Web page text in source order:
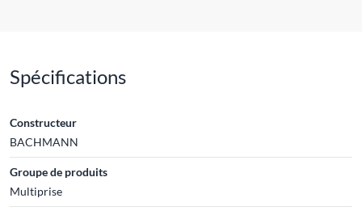
Spécifications
Constructeur
BACHMANN
Groupe de produits
Multiprise